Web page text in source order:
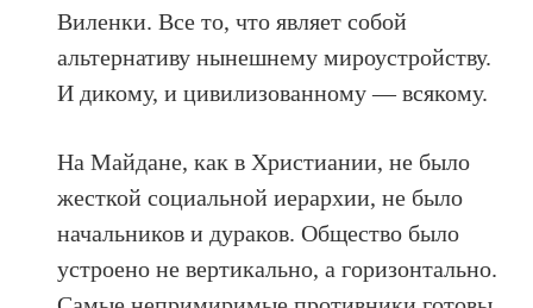
Виленки. Все то, что являет собой
альтернативу нынешнему мироустройству.
И дикому, и цивилизованному — всякому.
На Майдане, как в Христиании, не было
жесткой социальной иерархии, не было
начальников и дураков. Общество было
устроено не вертикально, а горизонтально.